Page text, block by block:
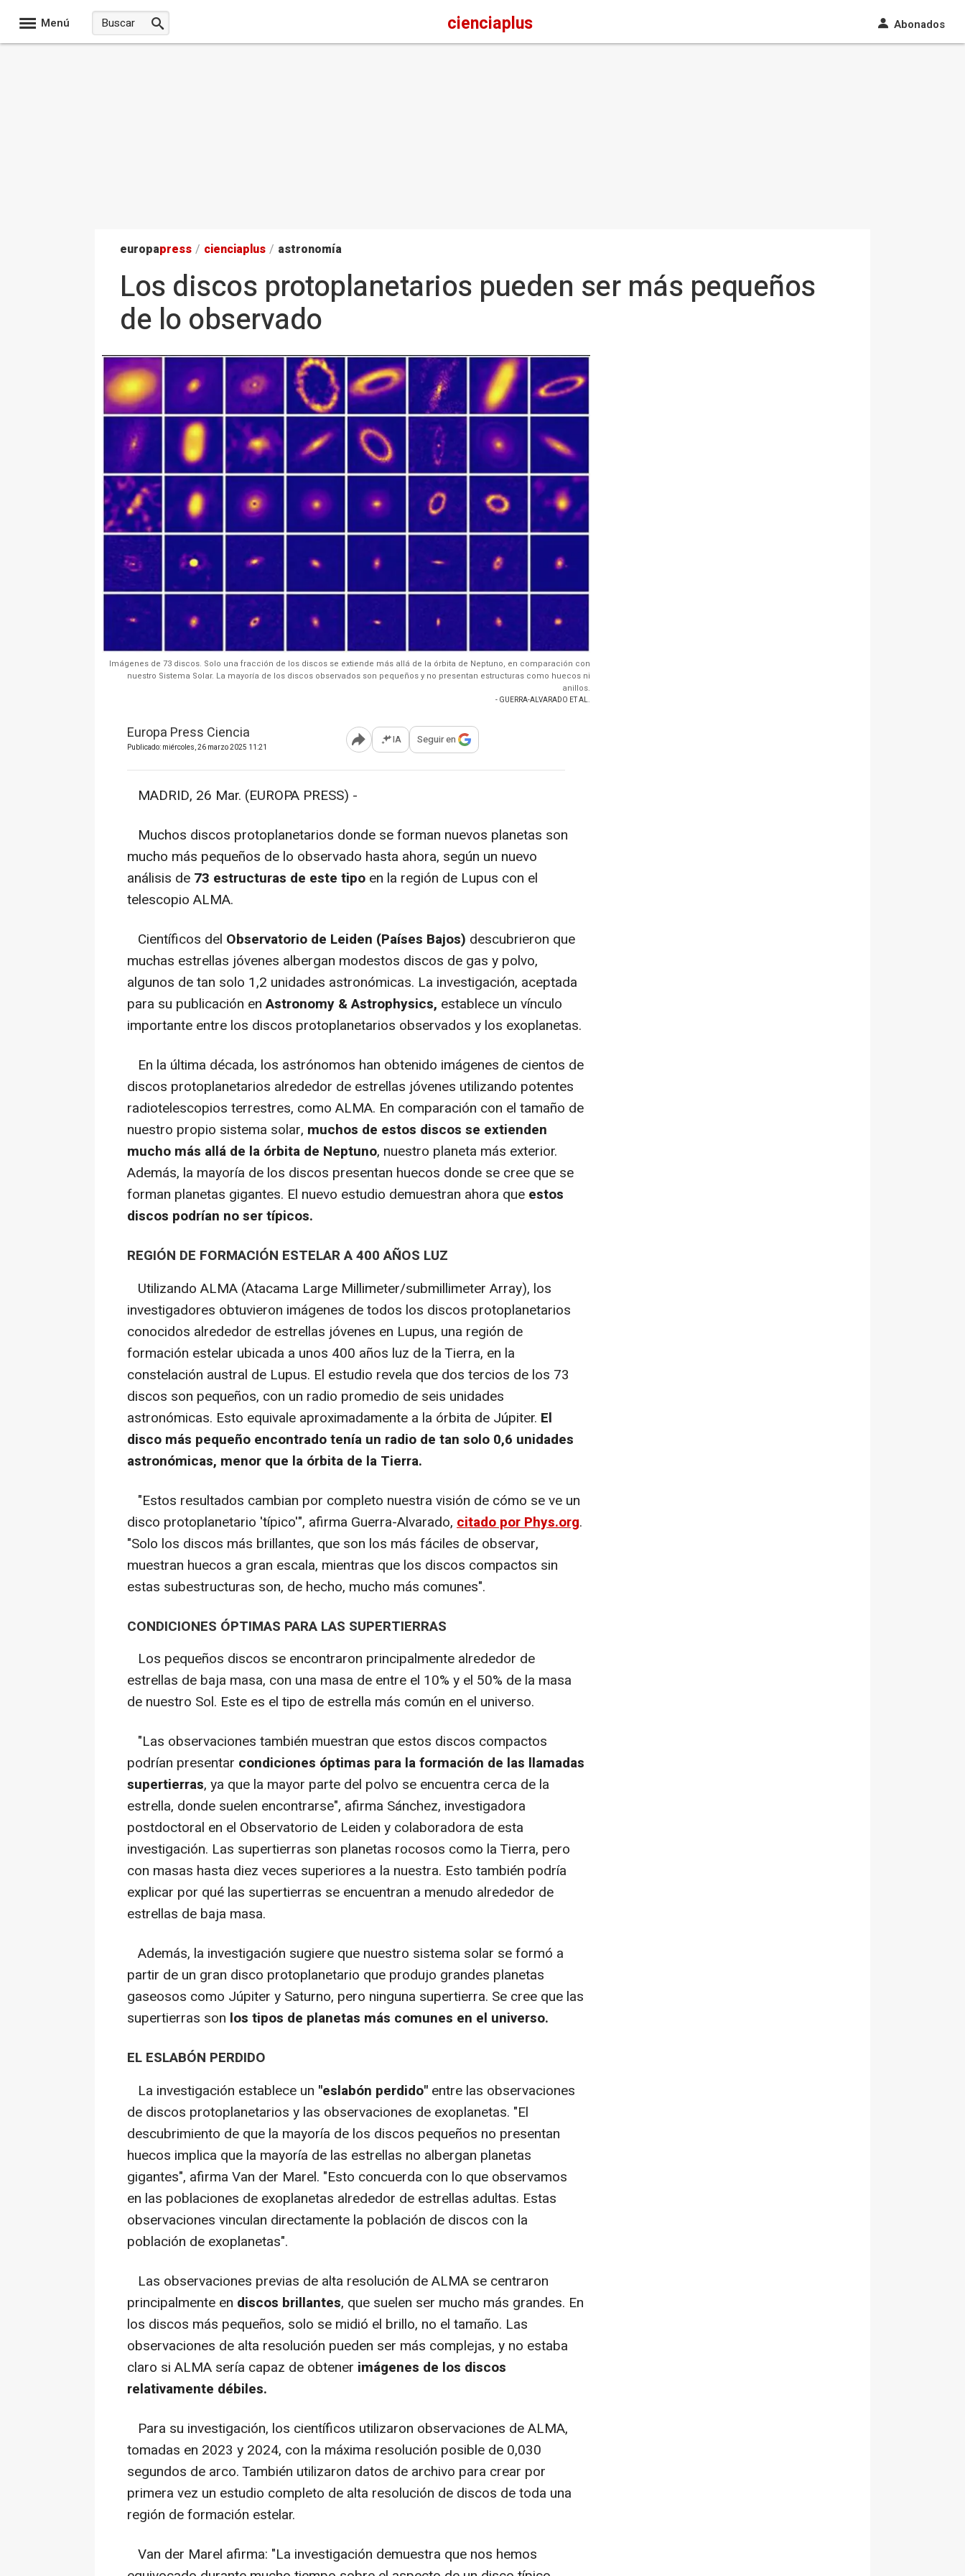
Menú cienciaplus Abonados
europapress / cienciaplus / astronomía
Los discos protoplanetarios pueden ser más pequeños
de lo observado
Imágenes de 73 discos. Solo una fracción de los discos se extiende más allá de la órbita de Neptuno, en comparación con
nuestro Sistema Solar. La mayoría de los discos observados son pequeños y no presentan estructuras como huecos ni
anillos.
- GUERRA-ALVARADO ET AL.
Europa Press Ciencia
Publicado: miércoles, 26 marzo 2025 11:21 Abrir opciones para compartir
IA Seguir en
MADRID, 26 Mar. (EUROPA PRESS) -
Muchos discos protoplanetarios donde se forman nuevos planetas son
mucho más pequeños de lo observado hasta ahora, según un nuevo
análisis de 73 estructuras de este tipo en la región de Lupus con el
telescopio ALMA.
Científicos del Observatorio de Leiden (Países Bajos) descubrieron que
muchas estrellas jóvenes albergan modestos discos de gas y polvo,
algunos de tan solo 1,2 unidades astronómicas. La investigación, aceptada
para su publicación enAstronomy & Astrophysics, establece un vínculo
importante entre los discos protoplanetarios observados y los exoplanetas.
En la última década, los astrónomos han obtenido imágenes de cientos de
discos protoplanetarios alrededor de estrellas jóvenes utilizando potentes
radiotelescopios terrestres, como ALMA. En comparación con el tamaño de
nuestro propio sistema solar, muchos de estos discos se extienden
mucho más allá de la órbita de Neptuno, nuestro planeta más exterior.
Además, la mayoría de los discos presentan huecos donde se cree que se
forman planetas gigantes. El nuevo estudio demuestran ahora que estos
discos podrían no ser típicos.
REGIÓN DE FORMACIÓN ESTELAR A 400 AÑOS LUZ
Utilizando ALMA (Atacama Large Millimeter/submillimeter Array), los
investigadores obtuvieron imágenes de todos los discos protoplanetarios
conocidos alrededor de estrellas jóvenes en Lupus, una región de
formación estelar ubicada a unos 400 años luz de la Tierra, en la
constelación austral de Lupus. El estudio revela que dos tercios de los 73
discos son pequeños, con un radio promedio de seis unidades
astronómicas. Esto equivale aproximadamente a la órbita de Júpiter. El
disco más pequeño encontrado tenía un radio de tan solo 0,6 unidades
astronómicas, menor que la órbita de la Tierra.
"Estos resultados cambian por completo nuestra visión de cómo se ve un
disco protoplanetario 'típico'", afirma Guerra-Alvarado, citado por Phys.org.
"Solo los discos más brillantes, que son los más fáciles de observar,
muestran huecos a gran escala, mientras que los discos compactos sin
estas subestructuras son, de hecho, mucho más comunes".
CONDICIONES ÓPTIMAS PARA LAS SUPERTIERRAS
Los pequeños discos se encontraron principalmente alrededor de
estrellas de baja masa, con una masa de entre el 10% y el 50% de la masa
de nuestro Sol. Este es el tipo de estrella más común en el universo.
"Las observaciones también muestran que estos discos compactos
podrían presentar condiciones óptimas para la formación de las llamadas
supertierras, ya que la mayor parte del polvo se encuentra cerca de la
estrella, donde suelen encontrarse", afirma Sánchez, investigadora
postdoctoral en el Observatorio de Leiden y colaboradora de esta
investigación. Las supertierras son planetas rocosos como la Tierra, pero
con masas hasta diez veces superiores a la nuestra. Esto también podría
explicar por qué las supertierras se encuentran a menudo alrededor de
estrellas de baja masa.
Además, la investigación sugiere que nuestro sistema solar se formó a
partir de un gran disco protoplanetario que produjo grandes planetas
gaseosos como Júpiter y Saturno, pero ninguna supertierra. Se cree que las
supertierras son los tipos de planetas más comunes en el universo.
EL ESLABÓN PERDIDO
La investigación establece un "eslabón perdido" entre las observaciones
de discos protoplanetarios y las observaciones de exoplanetas. "El
descubrimiento de que la mayoría de los discos pequeños no presentan
huecos implica que la mayoría de las estrellas no albergan planetas
gigantes", afirma Van der Marel. "Esto concuerda con lo que observamos
en las poblaciones de exoplanetas alrededor de estrellas adultas. Estas
observaciones vinculan directamente la población de discos con la
población de exoplanetas".
Las observaciones previas de alta resolución de ALMA se centraron
principalmente en discos brillantes, que suelen ser mucho más grandes. En
los discos más pequeños, solo se midió el brillo, no el tamaño. Las
observaciones de alta resolución pueden ser más complejas, y no estaba
claro si ALMA sería capaz de obtener imágenes de los discos
relativamente débiles.
Para su investigación, los científicos utilizaron observaciones de ALMA,
tomadas en 2023 y 2024, con la máxima resolución posible de 0,030
segundos de arco. También utilizaron datos de archivo para crear por
primera vez un estudio completo de alta resolución de discos de toda una
región de formación estelar.
Van der Marel afirma: "La investigación demuestra que nos hemos